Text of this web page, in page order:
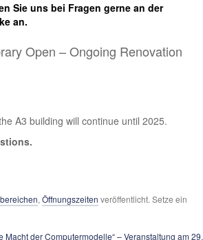
Sie uns bei Fragen gerne an der
an.
Open – Ongoing Renovation
A3 building will continue until 2025.
,Öffnungszeiten veröffentlicht. Setze ein
Macht der Computer­modelle“ – Veranstaltung am 29.